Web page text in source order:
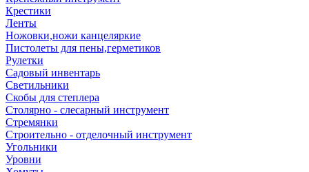
Крестики
Ленты
Ножовки,ножи канцеляркие
Пистолеты для пены,герметиков
Рулетки
Садовый инвентарь
Светильники
Скобы для степлера
Столярно - слесарный инструмент
Стремянки
Строительно - отделочный инструмент
Угольники
Уровни